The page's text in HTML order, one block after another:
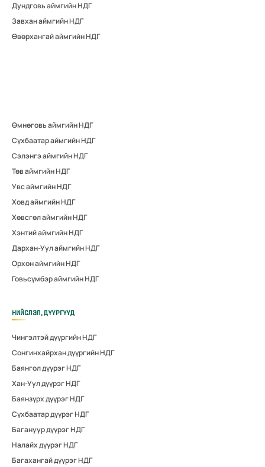
Дундговь аймгийн НДГ
Завхан аймгийн НДГ
Өвөрхангай аймгийн НДГ
Өмнөговь аймгийн НДГ
Сүхбаатар аймгийн НДГ
Сэлэнгэ аймгийн НДГ
Төв аймгийн НДГ
Увс аймгийн НДГ
Ховд аймгийн НДГ
Хөвсгөл аймгийн НДГ
Хэнтий аймгийн НДГ
Дархан-Уул аймгийн НДГ
Орхон аймгийн НДГ
Говьсүмбэр аймгийн НДГ
НИЙСЛЭЛ, ДҮҮРГҮҮД
Чингэлтэй дүүргийн НДГ
Сонгинхайрхан дүүргийн НДГ
Баянгол дүүрэг НДГ
Хан-Уул дүүрэг НДГ
Баянзүрх дүүрэг НДГ
Сүхбаатар дүүрэг НДГ
Багануур дүүрэг НДГ
Налайх дүүрэг НДГ
Багахангай дүүрэг НДГ